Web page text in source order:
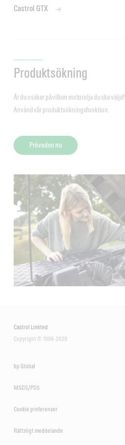
Castrol GTX
Produktsökning
Är du osäker på vilken motorolja du ska välja?
Använd vår produktsökningsfunktion.
Pröva den nu
Castrol Limited
Copyright © 1999-2026
bp Global
MSDS/PDS
Cookie preferenser
Rättsligt meddelande